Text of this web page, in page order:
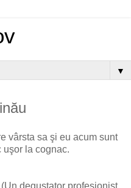
▼
vârsta sa şi eu acum sunt
uşor la cognac.
degustator profesionist